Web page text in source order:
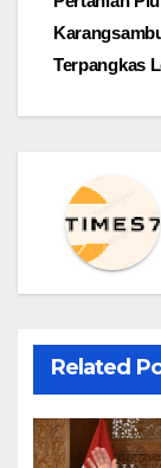
Terpangkas
Related